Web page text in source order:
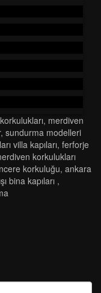
, merdi̇ven
, sundurma modelleri̇
villa kapıları, ferforje
korkuluklari
korkuluğu, ankara
bi̇na kapilari ,